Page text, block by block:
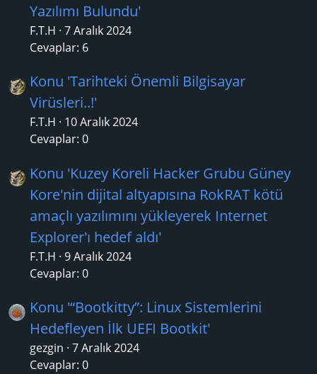
Yazılımı Bulundu'
F.T.H 7 Aralık 2024
Cevaplar: 6
Konu 'Tarihteki Önemli Bilgisayar
Virüsleri..!'
F.T.H
10 Aralık 2024
Cevaplar: 0
Konu 'Kuzey Koreli Hacker Grubu Güney
Kore'nin dijital altyapısına RokRAT kötü
amaçlı yazılımını yükleyerek Internet
Explorer'ı hedef aldı'
F.T.H 9 Aralık 2024
Cevaplar: 0
Konu '“Bootkitty”: Linux Sistemlerini
Hedefleyen İlk UEFI Bootkit'
gezgin 7 Aralık 2024
Cevaplar: 0